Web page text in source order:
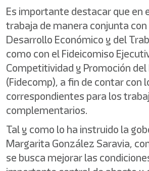
Es importante destacar que en
trabaja de manera conjunta
Desarrollo Económico y del
como con el Fideicomiso
Competitividad y Promoción del
(Fidecomp), a fin de contar con
correspondientes para los
complementarios.
Tal y como lo ha instruido la
Margarita González Saravia,
se busca mejorar las